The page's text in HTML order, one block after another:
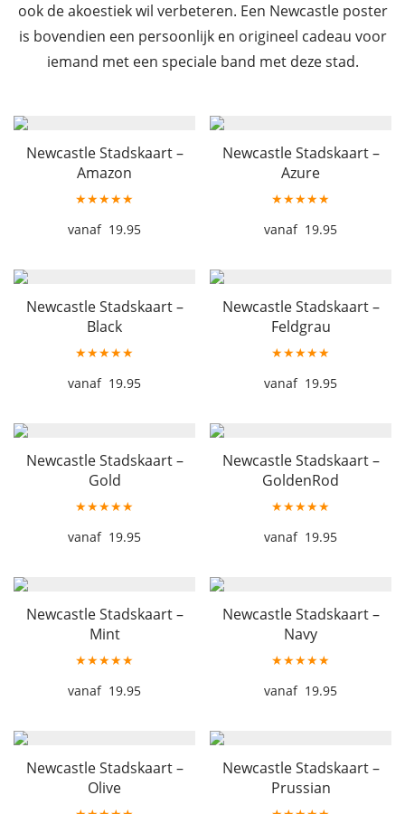
ook de akoestiek wil verbeteren. Een Newcastle poster
is bovendien een persoonlijk en origineel cadeau voor
iemand met een speciale band met deze stad.
Newcastle Stadskaart –
Amazon
★★★★★
19.95
Newcastle Stadskaart –
Azure
★★★★★
19.95
Newcastle Stadskaart –
Black
★★★★★
19.95
Newcastle Stadskaart –
Feldgrau
★★★★★
19.95
Newcastle Stadskaart –
Gold
★★★★★
19.95
Newcastle Stadskaart –
GoldenRod
★★★★★
19.95
Newcastle Stadskaart –
Mint
★★★★★
19.95
Newcastle Stadskaart –
Navy
★★★★★
19.95
Newcastle Stadskaart –
Olive
Newcastle Stadskaart –
Prussian